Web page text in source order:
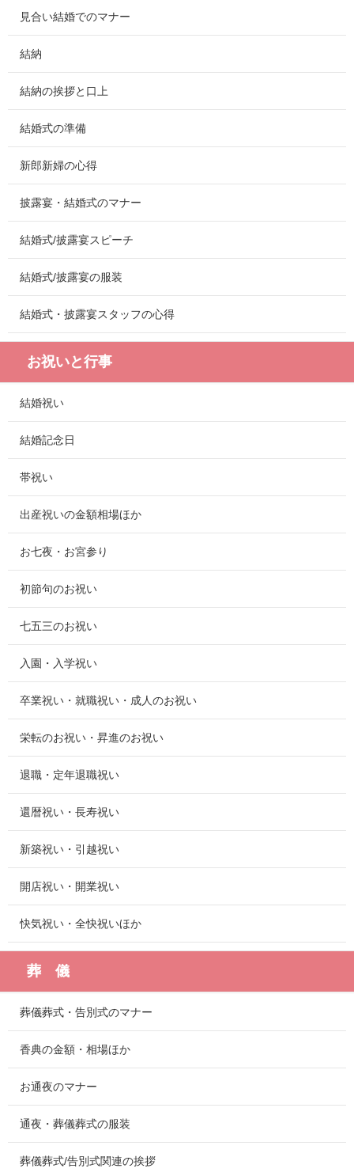
見合い結婚でのマナー
結納
結納の挨拶と口上
結婚式の準備
新郎新婦の心得
披露宴・結婚式のマナー
結婚式/披露宴スピーチ
結婚式/披露宴の服装
結婚式・披露宴スタッフの心得
お祝いと行事
結婚祝い
結婚記念日
帯祝い
出産祝いの金額相場ほか
お七夜・お宮参り
初節句のお祝い
七五三のお祝い
入園・入学祝い
卒業祝い・就職祝い・成人のお祝い
栄転のお祝い・昇進のお祝い
退職・定年退職祝い
還暦祝い・長寿祝い
新築祝い・引越祝い
開店祝い・開業祝い
快気祝い・全快祝いほか
葬 儀
葬儀葬式・告別式のマナー
香典の金額・相場ほか
お通夜のマナー
通夜・葬儀葬式の服装
葬儀葬式/告別式関連の挨拶